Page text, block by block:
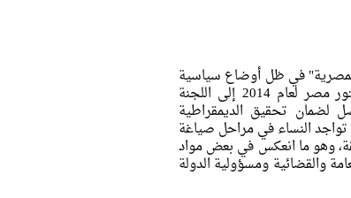
المصرية" في ظل أوضاع سياسية
متوترة، حيث أقر مجلس النواب المصري إحالة مقترح تعديل عدد من مواد دستور مصر لعام 2014 إلى اللجنة
لضمان تحقيق الديمقراطية
من وعيهنّ النسوي بضرورة تواجد النساء في مراحل صياغة
وهو ما انعكس في بعض مواد
العامة والقضائية ومسؤولية الدولة